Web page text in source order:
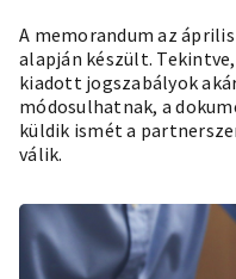
A memorandum az
alapján készült.
kiadott jogszabályok
módosulhatnak, a
küldik ismét a
válik.